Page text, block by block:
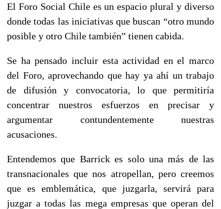
El Foro Social Chile es un espacio plural y diverso
donde todas las iniciativas que buscan “otro mundo
posible y otro Chile también” tienen cabida.
Se ha pensado incluir esta actividad en el marco
del Foro, aprovechando que hay ya ahí un trabajo
de difusión y convocatoria, lo que permitiría
concentrar nuestros esfuerzos en precisar y
argumentar contundentemente nuestras
acusaciones.
Entendemos que Barrick es solo una más de las
transnacionales que nos atropellan, pero creemos
que es emblemática, que juzgarla, servirá para
juzgar a todas las mega empresas que operan del